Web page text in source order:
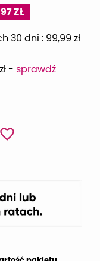
ZŁ
30 dni : 99,99 zł
- sprawdź
favorite_border